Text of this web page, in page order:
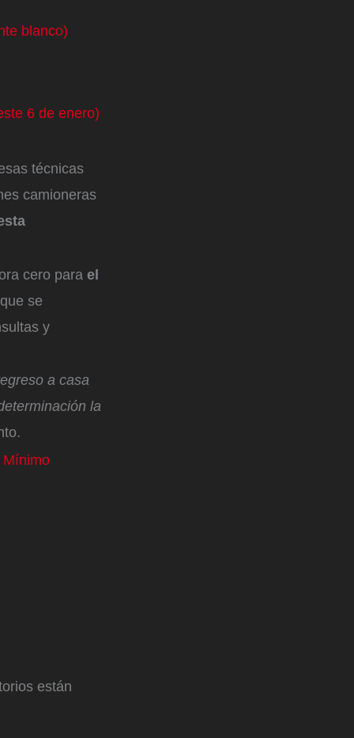
blanco)
6 de enero)
técnicas
camioneras
cero para el
se
y
a casa
la
Mínimo
están